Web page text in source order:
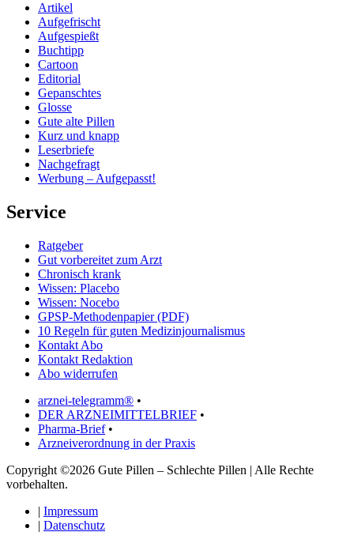
Artikel
Aufgefrischt
Aufgespießt
Buchtipp
Cartoon
Editorial
Gepanschtes
Glosse
Gute alte Pillen
Kurz und knapp
Leserbriefe
Nachgefragt
Werbung – Aufgepasst!
Service
Ratgeber
Gut vorbereitet zum Arzt
Chronisch krank
Wissen: Placebo
Wissen: Nocebo
GPSP-Methodenpapier (PDF)
10 Regeln für guten Medizinjournalismus
Kontakt Abo
Kontakt Redaktion
Abo widerrufen
arznei-telegramm® •
DER ARZNEIMITTELBRIEF •
Pharma-Brief•
Arzneiverordnung in der Praxis
Copyright ©2026 Gute Pillen – Schlechte Pillen | Alle Rechte
vorbehalten.
| Impressum
| Datenschutz